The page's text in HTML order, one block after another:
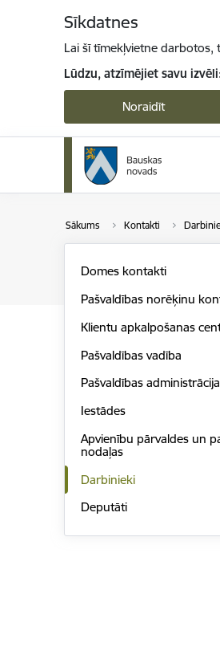
Sīkdatnes
Lai šī tīmekļvietne darbotos,
Lūdzu, atzīmējiet savu
Noraidīt
Sākums Kontakti
Domes kontakti
Pašvaldības norēķinu
Klientu apkalpošanas
Pašvaldības vadība
Pašvaldības administrācija
Iestādes
Apvienību pārvaldes un
nodaļas
Darbinieki
Deputāti